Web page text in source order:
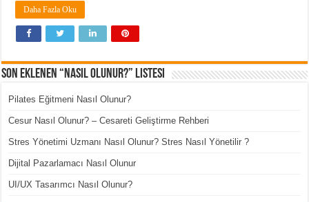
Daha Fazla Oku
Son Eklenen “Nasıl Olunur?” Listesi
Pilates Eğitmeni Nasıl Olunur?
Cesur Nasıl Olunur? – Cesareti Geliştirme Rehberi
Stres Yönetimi Uzmanı Nasıl Olunur? Stres Nasıl Yönetilir ?
Dijital Pazarlamacı Nasıl Olunur
UI/UX Tasarımcı Nasıl Olunur?